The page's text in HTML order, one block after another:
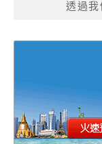
透過我